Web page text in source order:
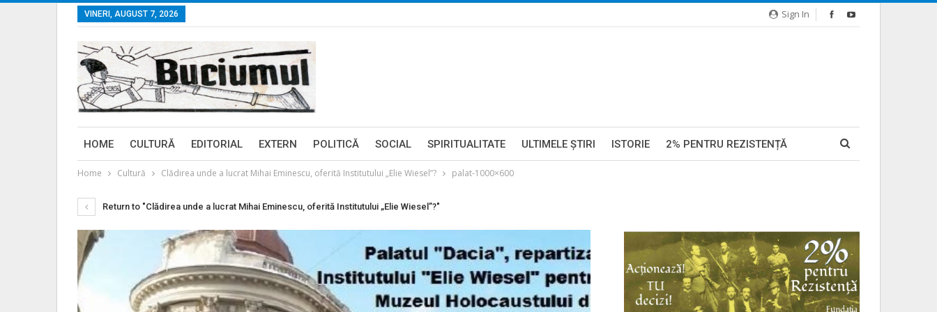
Sign In
VINERI, AUGUST 7, 2026
HOME CULTURĂ EDITORIAL EXTERN POLITICĂ SOCIAL SPIRITUALITATE ULTIMELE ŞTIRI ISTORIE 2% PENTRU REZISTENȚĂ
Home Cultură Clădirea unde a lucrat Mihai Eminescu, oferită Institutului „Elie Wiesel”? palat-1000×600
Return to "Clădirea unde a lucrat Mihai Eminescu, oferită Institutului „Elie Wiesel”?"